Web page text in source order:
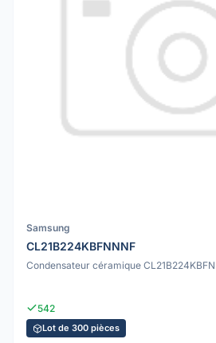
Samsung
CL21B224KBFNNNF
Condensateur céramique
542
Lot de 300 pièces